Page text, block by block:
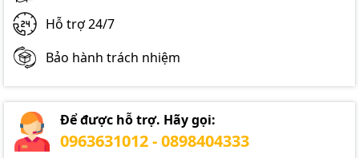
Hỗ trợ 24/7
Bảo hành trách nhiệm
Để được hỗ trợ. Hãy gọi:
0963631012 - 0898404333